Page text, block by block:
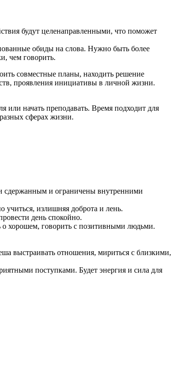
будут целенаправленными, что поможет
обиды на слова. Нужно быть более
чем говорить.
совместные планы, находить решение
проявления инициативы в личной жизни.
начать преподавать. Время подходит для
сферах жизни.
сдержанным и ограничены внутренними
учиться, излишняя доброта и лень.
день спокойно.
хорошем, говорить с позитивными людьми.
выстраивать отношения, мириться с близкими,
поступками. Будет энергия и сила для